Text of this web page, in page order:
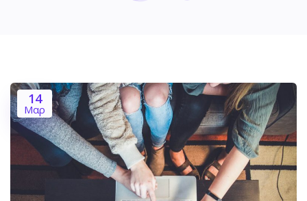
14
Μαρ